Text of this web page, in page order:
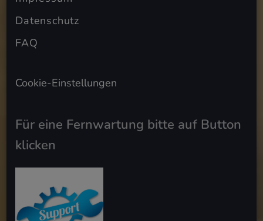
Datenschutz
FAQ
Cookie-Einstellungen
Für eine Fernwartung bitte auf Button
klicken